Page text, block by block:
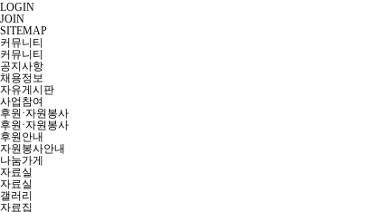
LOGIN
JOIN
SITEMAP
커뮤니티
커뮤니티
공지사항
채용정보
자유게시판
사업참여
후원·자원봉사
후원·자원봉사
후원안내
자원봉사안내
나눔가게
자료실
자료실
갤러리
자료집